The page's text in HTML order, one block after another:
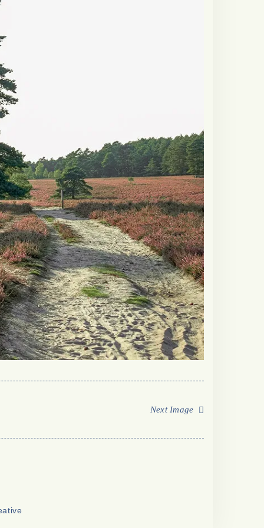
Next Image